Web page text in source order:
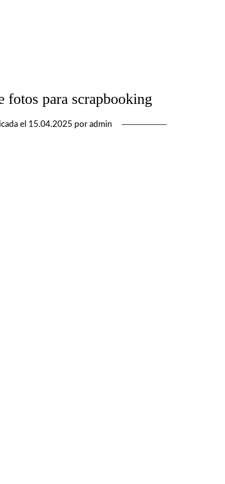
fotos para scrapbooking
el 15.04.2025 por admin